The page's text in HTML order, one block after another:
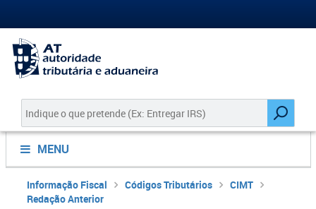
MENU
Informação Fiscal Códigos Tributários
CIMT
Redação Anterior